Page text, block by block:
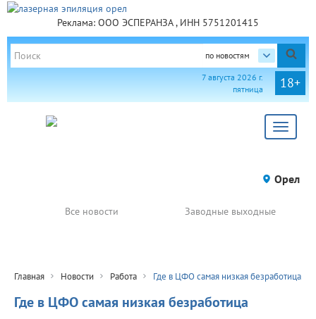
Реклама: ООО ЭСПЕРАНЗА , ИНН 5751201415
по новостям
18+
7 августа 2026 г.
пятница
Toggle
Орел
Все новости Заводные выходные
Главная Новости Работа Где в ЦФО самая низкая безработица
Где в ЦФО самая низкая безработица